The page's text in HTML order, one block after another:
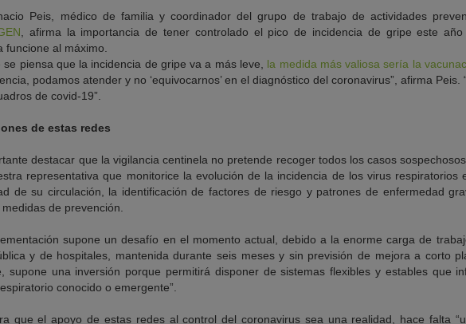
Peis, médico de familia y coordinador del grupo de trabajo de actividades
, afirma la importancia de tener controlado el pico de incidencia de gripe este
funcione al máximo.
se piensa que la incidencia de gripe va a más leve, la medida más valiosa sería la
podamos atender y no ‘equivocarnos’ en el diagnóstico del coronavirus”, afirma
de covid-19”.
de estas redes
destacar que la vigilancia centinela no pretende recoger todos los casos
representativa que monitorice la evolución de la incidencia de los virus respiratorios
de su circulación, la identificación de factores de riesgo y patrones de enfermedad
de prevención.
supone un desafío en el momento actual, debido a la enorme carga de
y de hospitales, mantenida durante seis meses y sin previsión de mejora a corto
supone una inversión porque permitirá disponer de sistemas flexibles y estables que
conocido o emergente”.
que el apoyo de estas redes al control del coronavirus sea una realidad, hace falta